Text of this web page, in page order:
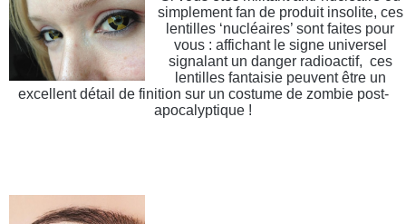
simplement fan de produit insolite, ces
lentilles ‘nucléaires’ sont faites pour
vous : affichant le signe universel
signalant un danger radioactif, ces
lentilles fantaisie peuvent être un
excellent détail de finition sur un costume de zombie post-
apocalyptique !